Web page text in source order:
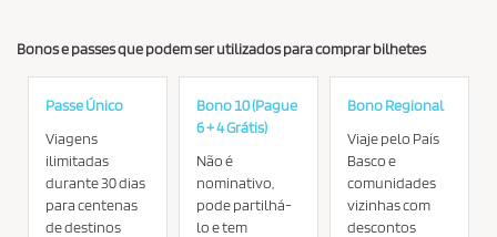
Bonos e passes que podem ser utilizados para comprar bilhetes
Passe Único
Viagens
ilimitadas
durante 30 dias
para centenas
de destinos
Bono 10 (Pague
6 + 4 Grátis)
Não é
nominativo,
pode partilhá-
lo e tem
Bono Regional
Viaje pelo País
Basco e
comunidades
vizinhas com
descontos